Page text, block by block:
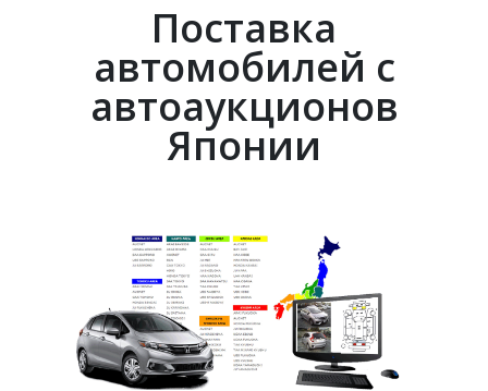
Поставка
автомобилей с
автоаукционов
Японии